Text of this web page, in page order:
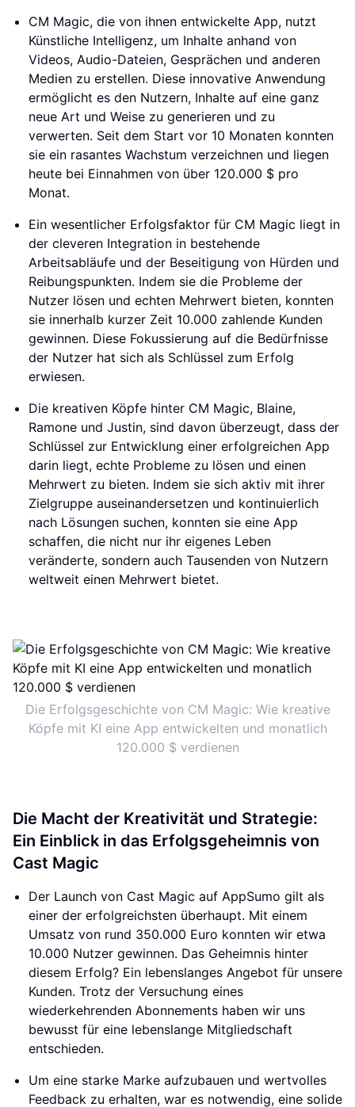
CM Magic, die von ihnen entwickelte App, nutzt
Künstliche Intelligenz, um Inhalte anhand von
Videos, Audio-Dateien, Gesprächen und anderen
Medien zu erstellen. Diese innovative Anwendung
ermöglicht es den Nutzern, Inhalte auf eine ganz
neue Art und Weise zu generieren und zu
verwerten. Seit dem Start vor 10 Monaten konnten
sie ein rasantes Wachstum verzeichnen und liegen
heute bei Einnahmen von über 120.000 $ pro
Monat.
Ein wesentlicher Erfolgsfaktor für CM Magic liegt in
der cleveren Integration in bestehende
Arbeitsabläufe und der Beseitigung von Hürden und
Reibungspunkten. Indem sie die Probleme der
Nutzer lösen und echten Mehrwert bieten, konnten
sie innerhalb kurzer Zeit 10.000 zahlende Kunden
gewinnen. Diese Fokussierung auf die Bedürfnisse
der Nutzer hat sich als Schlüssel zum Erfolg
erwiesen.
Die kreativen Köpfe hinter CM Magic, Blaine,
Ramone und Justin, sind davon überzeugt, dass der
Schlüssel zur Entwicklung einer erfolgreichen App
darin liegt, echte Probleme zu lösen und einen
Mehrwert zu bieten. Indem sie sich aktiv mit ihrer
Zielgruppe auseinandersetzen und kontinuierlich
nach Lösungen suchen, konnten sie eine App
schaffen, die nicht nur ihr eigenes Leben
veränderte, sondern auch Tausenden von Nutzern
weltweit einen Mehrwert bietet.
Die Erfolgsgeschichte von CM Magic: Wie kreative
Köpfe mit KI eine App entwickelten und monatlich
120.000 $ verdienen
Die Macht der Kreativität und Strategie:
Ein Einblick in das Erfolgsgeheimnis von
Cast Magic
Der Launch von Cast Magic auf AppSumo gilt als
einer der erfolgreichsten überhaupt. Mit einem
Umsatz von rund 350.000 Euro konnten wir etwa
10.000 Nutzer gewinnen. Das Geheimnis hinter
diesem Erfolg? Ein lebenslanges Angebot für unsere
Kunden. Trotz der Versuchung eines
wiederkehrenden Abonnements haben wir uns
bewusst für eine lebenslange Mitgliedschaft
entschieden.
Um eine starke Marke aufzubauen und wertvolles
Feedback zu erhalten, war es notwendig, eine solide